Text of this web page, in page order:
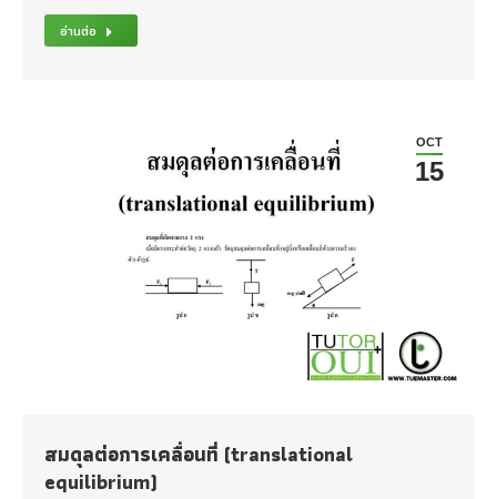
อ่านต่อ
OCT
15
สมดุลต่อการเคลื่อนที่ (translational
equilibrium)